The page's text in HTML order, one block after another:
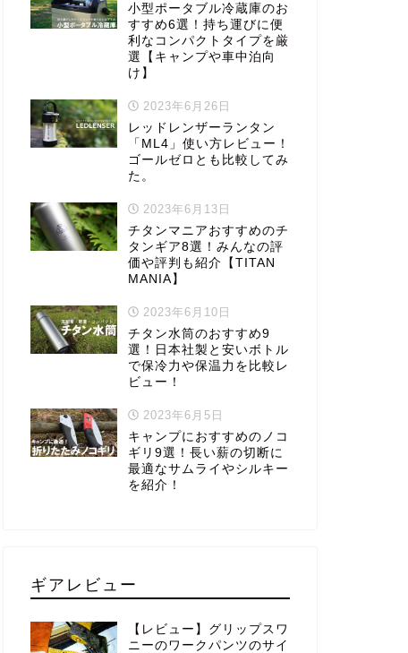
小型ポータブル冷蔵庫のお
すすめ6選！持ち運びに便
利なコンパクトタイプを厳
選【キャンプや車中泊向
け】
2023年6月26日
レッドレンザーランタン
「ML4」使い方レビュー！
ゴールゼロとも比較してみ
た。
2023年6月13日
チタンマニアおすすめのチ
タンギア8選！みんなの評
価や評判も紹介【TITAN
MANIA】
2023年6月10日
チタン水筒のおすすめ9
選！日本社製と安いボトル
で保冷力や保温力を比較レ
ビュー！
2023年6月5日
キャンプにおすすめのノコ
ギリ9選！長い薪の切断に
最適なサムライやシルキー
を紹介！
ギアレビュー
【レビュー】グリップスワ
ニーのワークパンツのサイ